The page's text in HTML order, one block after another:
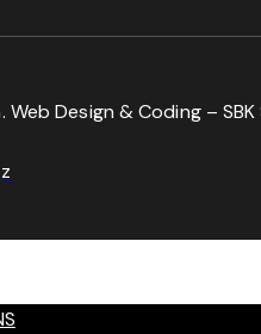
Web Design & Coding –